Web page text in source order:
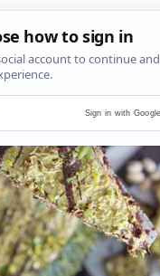
Sign in with Google